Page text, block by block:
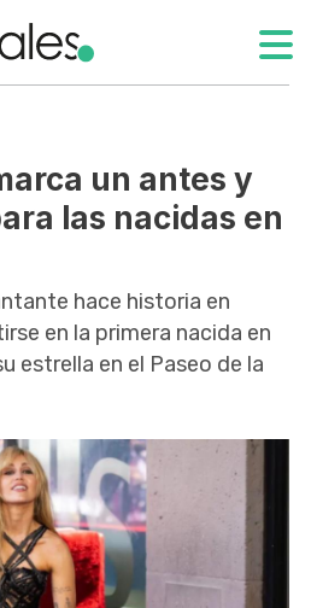
un antes y
las nacidas en
hace historia en
en la primera nacida en
estrella en el Paseo de la